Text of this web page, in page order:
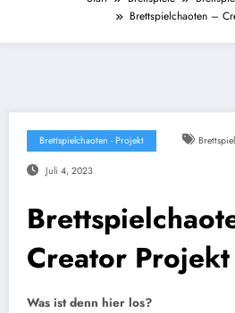
Brettspielchaoten –
Brettspielchaoten - Projekt
Juli 4, 2023
Creator Projekt
Was ist denn hier los?